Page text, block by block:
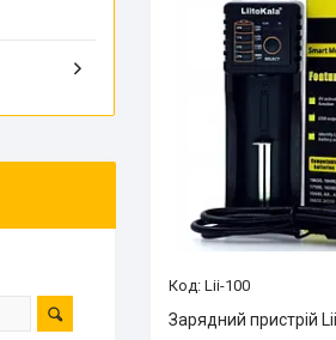
Lii-100
Зарядний пристрій